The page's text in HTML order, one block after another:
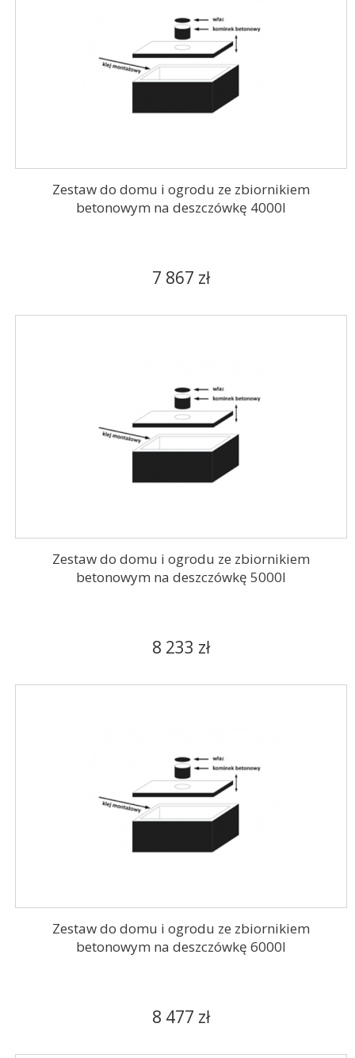
Zestaw do domu i ogrodu ze zbiornikiem
betonowym na deszczówkę 4000l
7 867 zł
Zestaw do domu i ogrodu ze zbiornikiem
betonowym na deszczówkę 5000l
8 233 zł
Zestaw do domu i ogrodu ze zbiornikiem
betonowym na deszczówkę 6000l
8 477 zł